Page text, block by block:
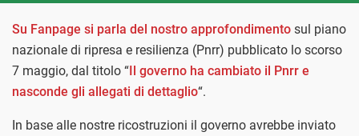
Su Fanpage si parla del nostro approfondimento sul piano
nazionale di ripresa e resilienza (Pnrr) pubblicato lo scorso
7 maggio, dal titolo “Il governo ha cambiato il Pnrr e
nasconde gli allegati di dettaglio“.
In base alle nostre ricostruzioni il governo avrebbe inviato